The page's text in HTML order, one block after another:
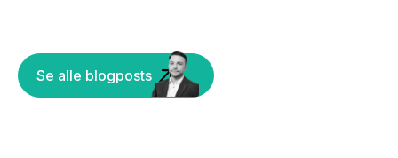
Se alle blogposts